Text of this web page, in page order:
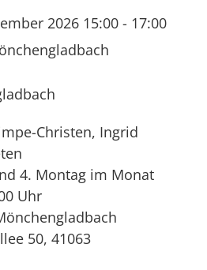
2026 15:00 - 17:00
Christen, Ingrid
4. Montag im Monat
Uhr
50, 41063